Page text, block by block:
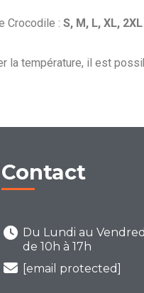
Crocodile : S, M, L, XL,
la température, il est
Contact
Du Lundi au
de 10h à 17h
[email protected]